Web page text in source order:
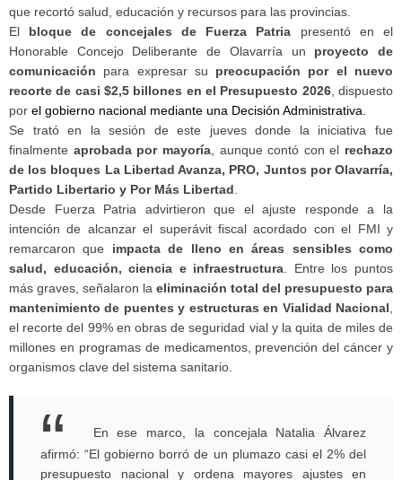
que recortó salud, educación y recursos para las provincias.
El bloque de concejales de Fuerza Patria presentó en el
Honorable Concejo Deliberante de Olavarría un proyecto de
comunicación para expresar su preocupación por el nuevo
recorte de casi $2,5 billones en el Presupuesto 2026, dispuesto
por el gobierno nacional mediante una Decisión Administrativa.
Se trató en la sesión de este jueves donde la iniciativa fue
finalmente aprobada por mayoría, aunque contó con el rechazo
de los bloques La Libertad Avanza, PRO, Juntos por Olavarría,
Partido Libertario y Por Más Libertad
Desde Fuerza Patria advirtieron que el ajuste responde a la
intención de alcanzar el superávit fiscal acordado con el FMI y
remarcaron que impacta de lleno en áreas sensibles como
salud, educación, ciencia e infraestructura . Entre los puntos
más graves, señalaron la eliminación total del presupuesto para
mantenimiento de puentes y estructuras en Vialidad Nacional
el recorte del 99% en obras de seguridad vial y la quita de miles de
millones en programas de medicamentos, prevención del cáncer y
organismos clave del sistema sanitario.
En ese marco, la concejala Natalia Álvarez
afirmó: “El gobierno borró de un plumazo casi el 2% del
presupuesto nacional y ordena mayores ajustes en